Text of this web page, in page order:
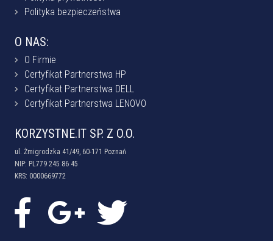
Polityka bezpieczeństwa
O NAS:
O Firmie
Certyfikat Partnerstwa HP
Certyfikat Partnerstwa DELL
Certyfikat Partnerstwa LENOVO
KORZYSTNE.IT SP. Z O.O.
ul. Żmigrodzka 41/49, 60-171 Poznań
NIP: PL779 245 86 45
KRS: 0000669772